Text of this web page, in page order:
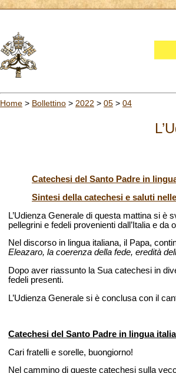
Home > Bollettino > 2022 > 05 > 04
Catechesi del Santo Padre in
Sintesi della catechesi e saluti
L’Udienza Generale di questa mattina si
pellegrini e fedeli provenienti dall’Italia e da
Nel discorso in lingua italiana, il Papa,
Eleazaro, la coerenza della fede, eredità
Dopo aver riassunto la Sua catechesi in
fedeli presenti.
L’Udienza Generale si è conclusa con il
Catechesi del Santo Padre in lingua
Cari fratelli e sorelle, buongiorno!
Nel cammino di queste catechesi sulla